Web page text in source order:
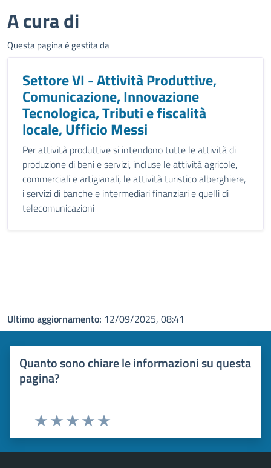
A cura di
Questa pagina è gestita da
Settore VI - Attività Produttive,
Comunicazione, Innovazione
Tecnologica, Tributi e fiscalità
locale, Ufficio Messi
Per attività produttive si intendono tutte le attività di
produzione di beni e servizi, incluse le attività agricole,
commerciali e artigianali, le attività turistico alberghiere,
i servizi di banche e intermediari finanziari e quelli di
telecomunicazioni
Ultimo aggiornamento: 12/09/2025, 08:41
Quanto sono chiare le informazioni su questa
pagina?
Valuta 5 stelle su 5
Valuta 4 stelle su 5
Valuta 3 stelle su 5
Valuta 2 stelle su 5
Valuta 1 stelle su 5